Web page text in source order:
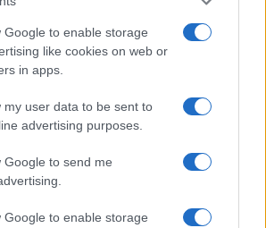
Google to enable storage
like cookies on web or
in apps.
my user data to be sent to
advertising purposes.
Google to send me
Google to enable storage
radi zaštite prava